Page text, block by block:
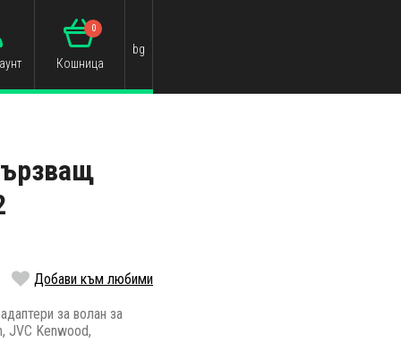
Кошница
0
bg
Добави към любими
за волан за
JVC Kenwood,